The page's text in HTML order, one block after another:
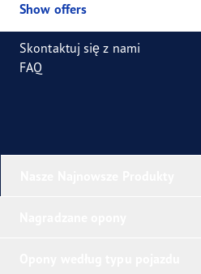
Show offers
Skontaktuj się z nami
FAQ